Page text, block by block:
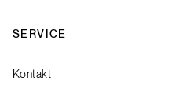
SERVICE
Kontakt